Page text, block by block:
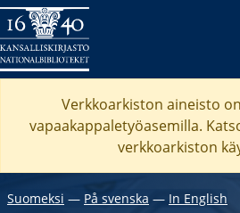
Verkkoarkiston aineisto
vapaakappaletyöasemilla.
verkkoarkiston
Suomeksi ― På svenska ― In English